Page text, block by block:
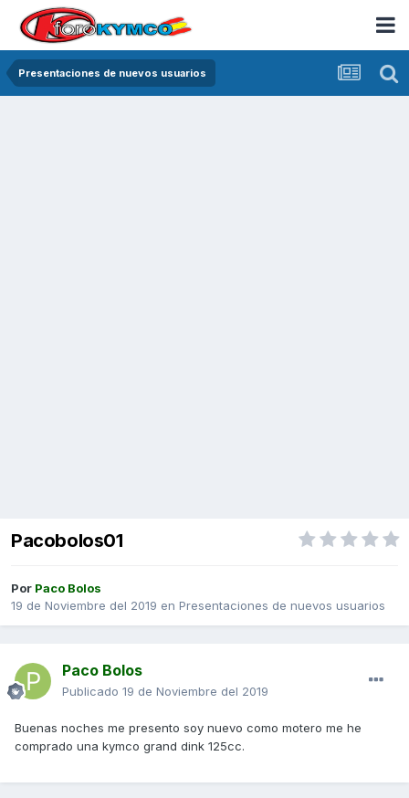
Presentaciones de nuevos usuarios
Pacobolos01
Por Paco Bolos
19 de Noviembre del 2019 en Presentaciones de nuevos usuarios
Paco Bolos
Publicado 19 de Noviembre del 2019
Buenas noches me presento soy nuevo como motero me he
comprado una kymco grand dink 125cc.